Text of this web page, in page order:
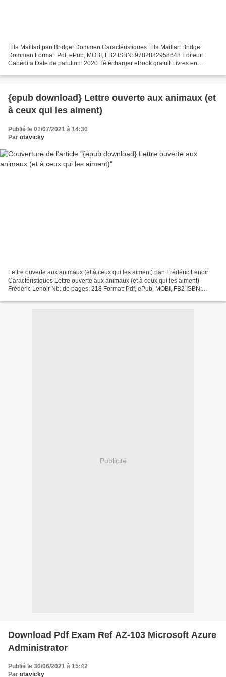
Ella Maillart pan Bridget Dommen Caractéristiques Ella Maillart Bridget
Dommen Format: Pdf, ePub, MOBI, FB2 ISBN: 9782882958648 Editeur:
Cabédita Date de parution: 2020 Télécharger eBook gratuit Livres en
{epub download} Lettre ouverte aux animaux (et
à ceux qui les aiment)
Publié le 01/07/2021 à 14:30
Par otavicky
Lettre ouverte aux animaux (et à ceux qui les aiment) pan Frédéric Lenoir
Caractéristiques Lettre ouverte aux animaux (et à ceux qui les aiment)
Frédéric Lenoir Nb. de pages: 218 Format: Pdf, ePub, MOBI, FB2 ISBN:
Publicité
Download Pdf Exam Ref AZ-103 Microsoft Azure
Administrator
Publié le 30/06/2021 à 15:42
Par otavicky